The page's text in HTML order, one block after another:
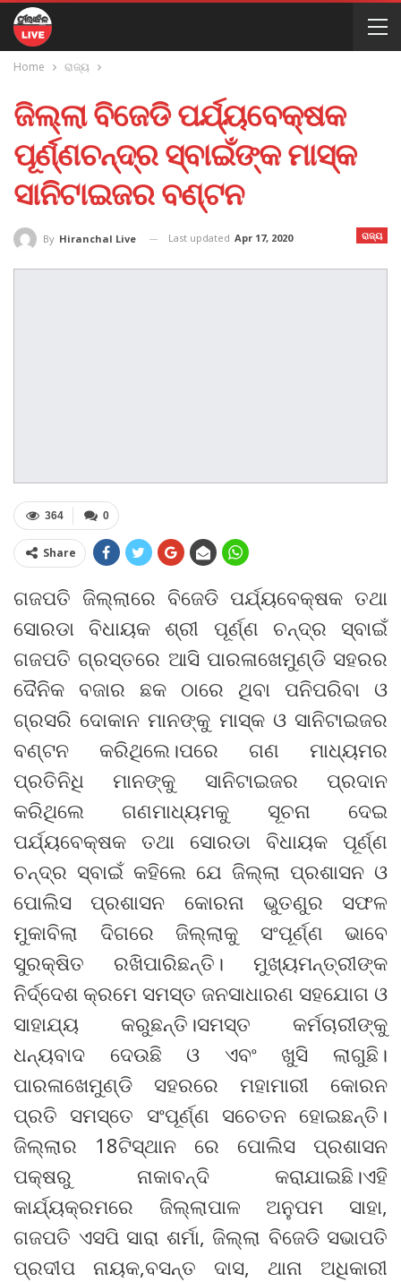
Home ରାଜ୍ୟ
ଜିଲ୍ଲା ବିଜେଡି ପର୍ଯ୍ୟବେକ୍ଷକ
ପୂର୍ଣ୍ଣଚନ୍ଦ୍ର ସ୍ବାଇଁଙ୍କ ମାସ୍କ
ସାନିଟାଇଜର ବଣ୍ଟନ
ରାଜ୍ୟ
By Hiranchal Live Last updated Apr 17, 2020
0
364
Share
ଗଜପତି ଜିଲ୍ଲାରେ ବିଜେଡି ପର୍ଯ୍ୟବେକ୍ଷକ ତଥା
ସୋରଡା ବିଧାୟକ ଶ୍ରୀ ପୂର୍ଣ୍ଣ ଚନ୍ଦ୍ର ସ୍ବାଇଁ
ଗଜପତି ଗ୍ରସ୍ତରେ ଆସି ପାରଳାଖେମୁଣ୍ଡି ସହରର
ଦୈନିକ ବଜାର ଛକ ଠାରେ ଥିବା ପନିପରିବା ଓ
ଗ୍ରସରି ଦୋକାନ ମାନଙ୍କୁ ମାସ୍କ ଓ ସାନିଟାଇଜର
ବଣ୍ଟନ କରିଥିଲେ।ପରେ ଗଣ ମାଧ୍ୟମର
ପ୍ରତିନିଧି ମାନଙ୍କୁ ସାନିଟାଇଜର ପ୍ରଦାନ
କରିଥିଲେ ଗଣମାଧ୍ୟମକୁ ସୂଚନା ଦେଇ
ପର୍ଯ୍ୟବେକ୍ଷକ ତଥା ସୋରଡା ବିଧାୟକ ପୂର୍ଣ୍ଣ
ଚନ୍ଦ୍ର ସ୍ବାଇଁ କହିଲେ ଯେ ଜିଲ୍ଲା ପ୍ରଶାସନ ଓ
ପୋଲିସ ପ୍ରଶାସନ କୋରନା ଭୁତଣୁର ସଫଳ
ମୁକାବିଲା ଦିଗରେ ଜିଲ୍ଲାକୁ ସଂପୂର୍ଣ୍ଣ ଭାବେ
ସୁରକ୍ଷିତ ରଖିପାରିଛନ୍ତି। ମୁଖ୍ୟମନ୍ତ୍ରୀଙ୍କ
ନିର୍ଦ୍ଦେଶ କ୍ରମେ ସମସ୍ତ ଜନସାଧାରଣ ସହଯୋଗ ଓ
ସାହାଯ୍ୟ କରୁଛନ୍ତି।ସମସ୍ତ କର୍ମଚାରୀଙ୍କୁ
ଧନ୍ୟବାଦ ଦେଉଛି ଓ ଏବଂ ଖୁସି ଲାଗୁଛି।
ପାରଳାଖେମୁଣ୍ଡି ସହରରେ ମହାମାରୀ କୋରନ
ପ୍ରତି ସମସ୍ତେ ସଂପୂର୍ଣ୍ଣ ସଚେତନ ହୋଇଛନ୍ତି।
ଜିଲ୍ଲାର 18ଟିସ୍ଥାନ ରେ ପୋଲିସ ପ୍ରଶାସନ
ପକ୍ଷରୁ ନାକାବନ୍ଦି କରାଯାଇଛି।ଏହି
କାର୍ଯ୍ୟକ୍ରମରେ ଜିଲ୍ଲାପାଳ ଅନୁପମ ସାହା,
ଗଜପତି ଏସପି ସାରା ଶର୍ମା, ଜିଲ୍ଲା ବିଜେଡି ସଭାପତି
ପ୍ରଦୀପ ନାୟକ,ବସନ୍ତ ଦାସ, ଥାନା ଅଧିକାରୀ